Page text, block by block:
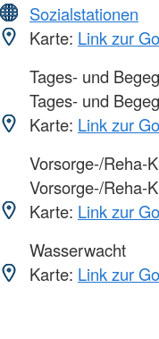
Sozialstationen
Karte: Link zur
Tages- und
Tages- und
Karte: Link zur
Vorsorge-/Reha-
Vorsorge-/Reha-
Karte: Link zur
Wasserwacht
Karte: Link zur